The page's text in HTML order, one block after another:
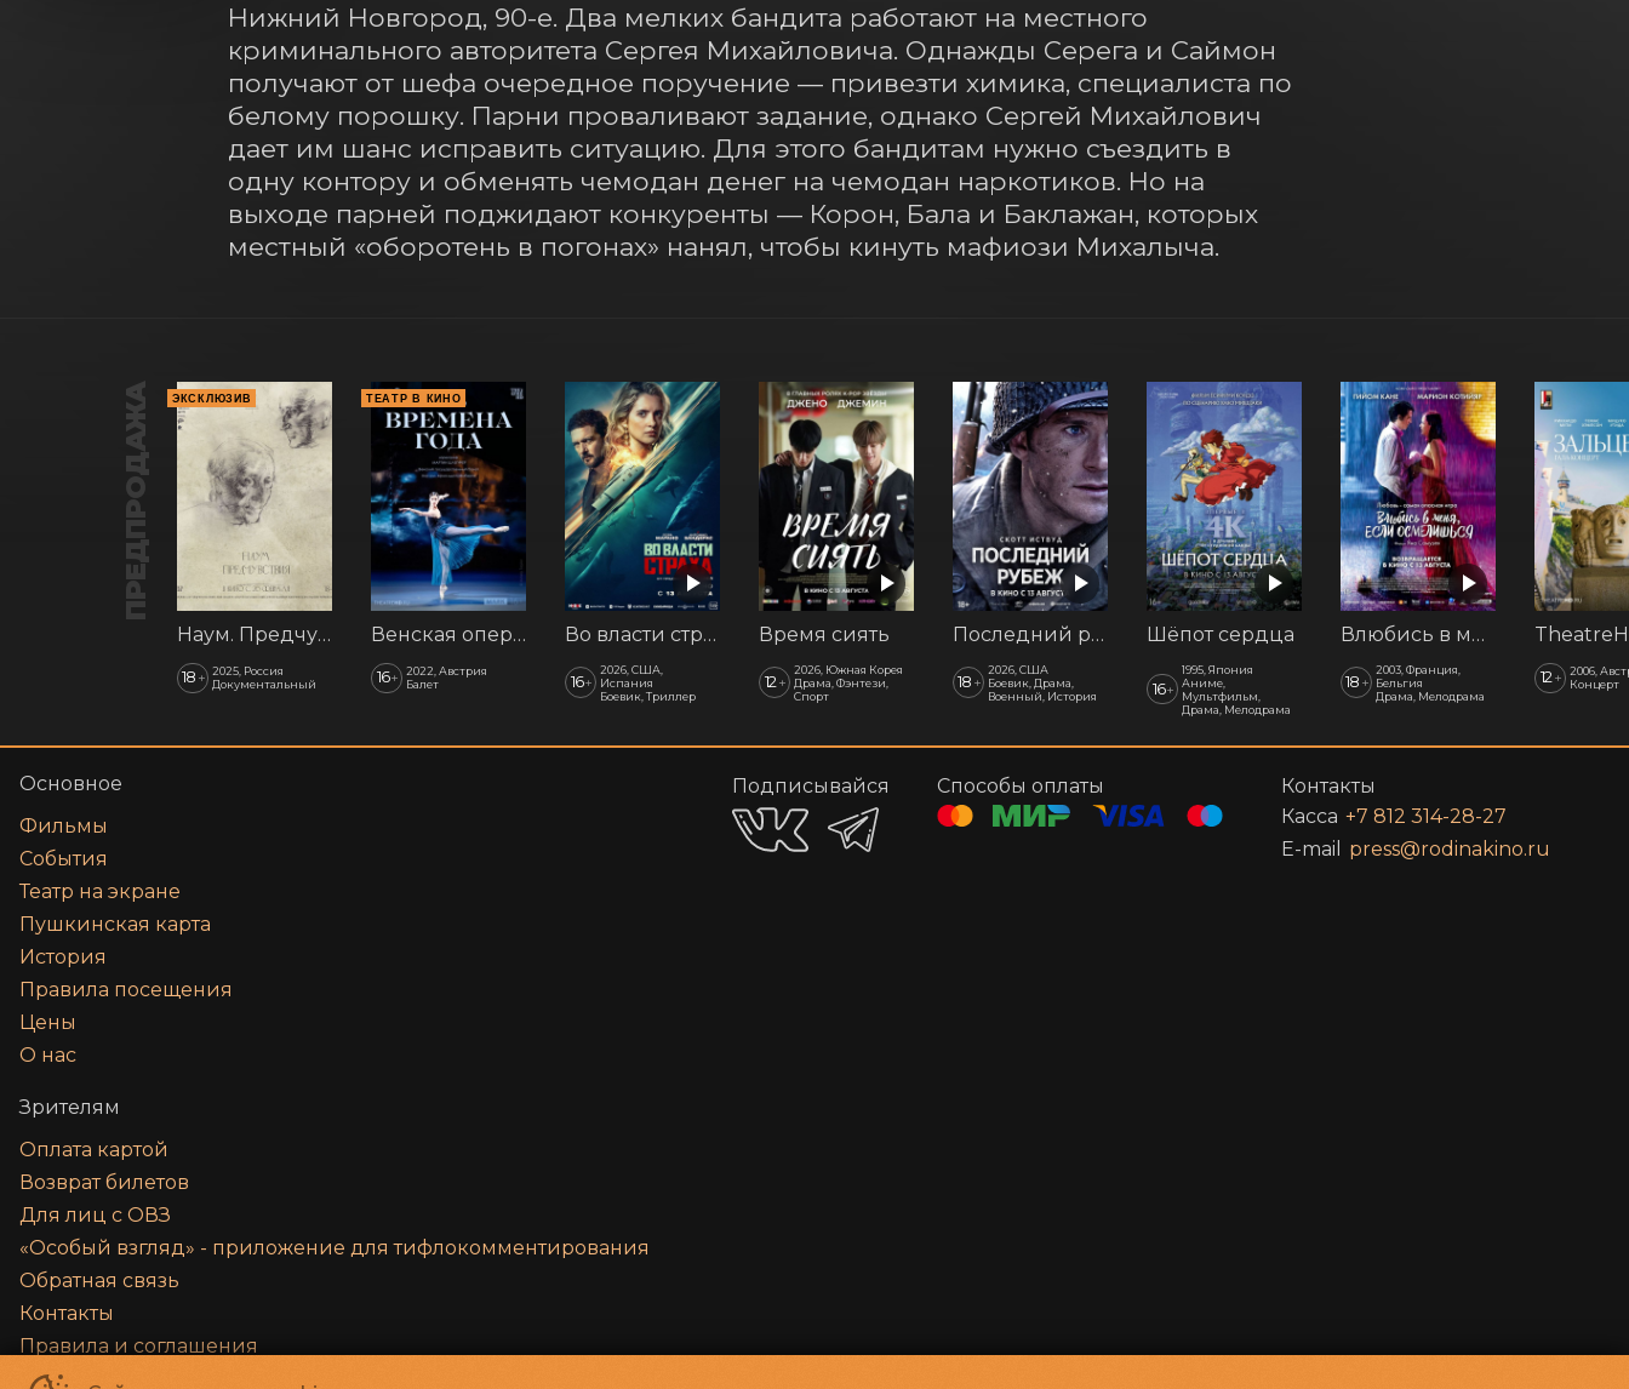
Нижний Новгород, 90-е. Два мелких бандита работают на местного
криминального авторитета Сергея Михайловича. Однажды Серега и Саймон
получают от шефа очередное поручение — привезти химика, специалиста по
белому порошку. Парни проваливают задание, однако Сергей Михайлович
дает им шанс исправить ситуацию. Для этого бандитам нужно съездить в
одну контору и обменять чемодан денег на чемодан наркотиков. Но на
выходе парней поджидают конкуренты — Корон, Бала и Баклажан, которых
местный «оборотень в погонах» нанял, чтобы кинуть мафиози Михалыча.
ПРЕДПРОДАЖА ЭКСКЛЮЗИВ
Наум. Предчувствия
18 + 2025, Россия
Документальный
ТЕАТР В КИНО
Венская опера: Времена года
16+
2022, Австрия
Балет
Во власти страха
16+
2026, США,
Испания
Боевик, Триллер
Время сиять
12+
2026, Южная Корея
Драма, Фэнтези,
Спорт
Последний рубеж
18 +
2026, США
Боевик, Драма,
Военный, История
Шёпот сердца
16+
1995, Япония
Аниме,
Мультфильм,
Драма, Мелодрама
Влюбись в меня, если осмелишься
18 +
2003, Франция,
Бельгия
Драма, Мелодрама
12+
2006,
Концерт
Основное
Фильмы
События
Театр на экране
Пушкинская карта
История
Правила посещения
Цены
О нас
Зрителям
Оплата картой
Возврат билетов
Для лиц с ОВЗ
«‎Особый взгляд» - приложение для тифлокомментирования
Обратная связь
Контакты
Правила и соглашения
Подписывайся Способы оплаты
Контакты
Касса +7 812 314-28-27
E-mail
press@rodinakino.ru